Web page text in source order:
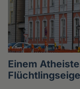
Einem